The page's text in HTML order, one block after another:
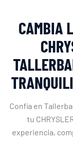
CAMBIA
Confía en
tu
experiencia,